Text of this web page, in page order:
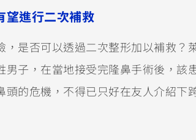
進行二次補救
是否可以透過二次整形加以補救？
子，在當地接受完隆鼻手術後，該
的危機，不得已只好在友人介紹下